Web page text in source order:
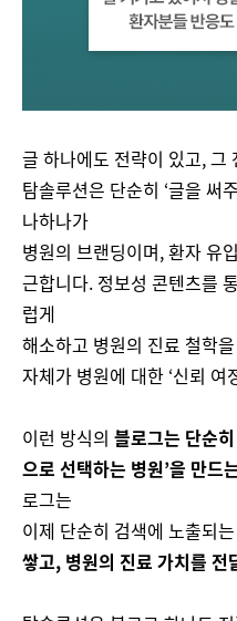
글 하나에도 전략이 있고, 그
탐솔루션은 단순히 ‘글을 써
나하나가
병원의 브랜딩이며, 환자 유
근합니다. 정보성 콘텐츠를
럽게
해소하고 병원의 진료 철학
자체가 병원에 대한 ‘신뢰 여
이런 방식의 블로그는 단순
으로 선택하는 병원’을 만드
로그는
이제 단순히 검색에 노출되
쌓고, 병원의 진료 가치를 전